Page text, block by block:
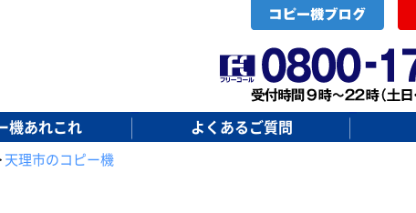
機あれこれ よくあるご質問
天理市のコピー機